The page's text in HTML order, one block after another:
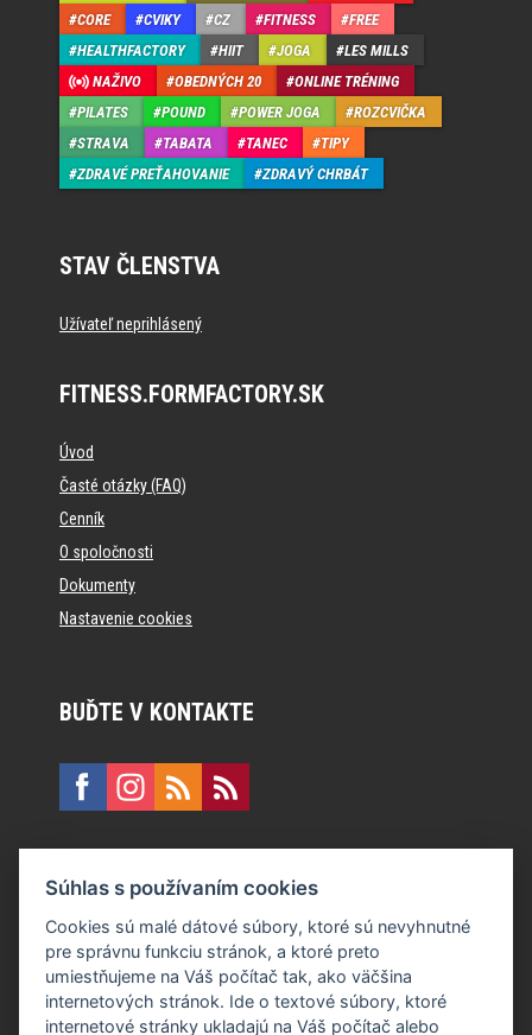
CORE
CVIKY CZ FITNESS
FREE
HEALTHFACTORY
HIIT JOGA
LES MILLS
NAŽIVO
OBEDNÝCH 20
ONLINE TRÉNING
PILATES
POUND POWER JOGA
ROZCVIČKA
STRAVA
TABATA TANEC
TIPY
ZDRAVÉ PREŤAHOVANIE
ZDRAVÝ CHRBÁT
STAV ČLENSTVA
Užívateľ neprihlásený
FITNESS.FORMFACTORY.SK
Úvod
Časté otázky (FAQ)
Cenník
O spoločnosti
Dokumenty
Nastavenie cookies
BUĎTE V KONTAKTE
E:recepcia@formfactory.sk
Form Factory Slovakia s.r.o., Ružová dolina 480/6, 821 08
Bratislava
Súhlas s používaním cookies
Cookies sú malé dátové súbory, ktoré sú nevyhnutné
pre správnu funkciu stránok, a ktoré preto
umiestňujeme na Váš počítač tak, ako väčšina
internetových stránok. Ide o textové súbory, ktoré
internetové stránky ukladajú na Váš počítač alebo